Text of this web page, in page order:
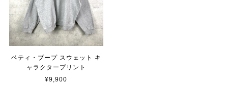
ベティ・ブープ スウェット キ
ャラクタープリント
¥9,900